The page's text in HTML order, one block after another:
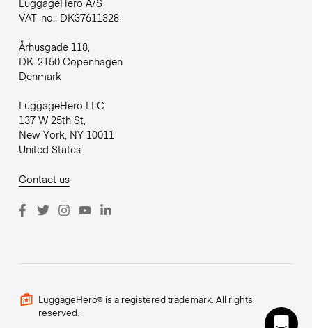
VAT-no.: DK37611328
Århusgade 118,
DK-2150 Copenhagen
Denmark
LuggageHero LLC
137 W 25th St,
New York, NY 10011
United States
Contact us
LuggageHero® is a registered trademark. All rights
reserved.